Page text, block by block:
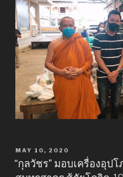
POSTED
ON
MAY 10, 2020
“กุลวัชร” มอบเครื่องอุป